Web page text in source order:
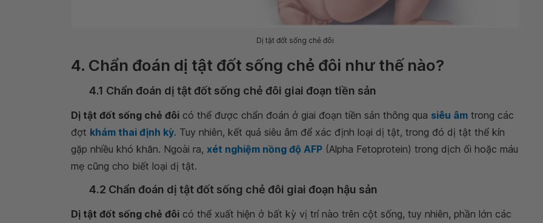
Dị tật đốt sống chẻ đôi
4. Chẩn đoán dị tật đốt sống chẻ đôi như thế nào?
4.1 Chẩn đoán dị tật đốt sống chẻ đôi giai đoạn tiền sản
Dị tật đốt sống chẻ đôi có thể được chẩn đoán ở giai đoạn tiền sản thông qua siêu âm trong các
đợt khám thai định kỳ. Tuy nhiên, kết quả siêu âm để xác định loại dị tật, trong đó dị tật thể kín
gặp nhiều khó khăn. Ngoài ra, xét nghiệm nồng độ AFP (Alpha Fetoprotein) trong dịch ối hoặc máu
mẹ cũng cho biết loại dị tật.
4.2 Chẩn đoán dị tật đốt sống chẻ đôi giai đoạn hậu sản
Dị tật đốt sống chẻ đôi có thể xuất hiện ở bất kỳ vị trí nào trên cột sống, tuy nhiên, phần lớn các